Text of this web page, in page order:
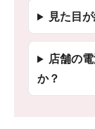
見た目
店舗の
か？